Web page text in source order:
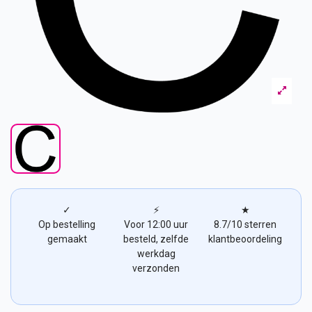
✓
Op bestelling
gemaakt
⚡
Voor 12:00 uur
besteld, zelfde
werkdag
verzonden
★
8.7/10 sterren
klantbeoordeling